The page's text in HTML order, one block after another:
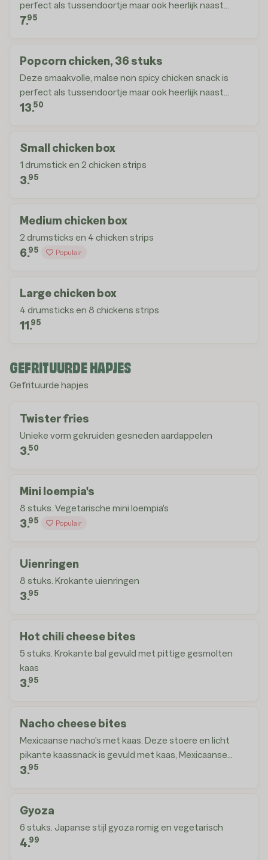
perfect als tussendoortje maar ook heerlijk naast
een wokbox
7.95
Popcorn chicken, 36 stuks
Deze smaakvolle, malse non spicy chicken snack is
perfect als tussendoortje maar ook heerlijk naast
een wokbox
13.50
Small chicken box
1 drumstick en 2 chicken strips
3.95
Medium chicken box
2 drumsticks en 4 chicken strips
6.95 Populair
Large chicken box
4 drumsticks en 8 chickens strips
11.95
GEFRITUURDE HAPJES
Gefrituurde hapjes
Twister fries
Unieke vorm gekruiden gesneden aardappelen
3.50
Mini loempia's
8 stuks. Vegetarische mini loempia's
3.95 Populair
Uienringen
8 stuks. Krokante uienringen
3.95
Hot chili cheese bites
5 stuks. Krokante bal gevuld met pittige gesmolten
kaas
3.95
Nacho cheese bites
Mexicaanse nacho's met kaas. Deze stoere en licht
pikante kaassnack is gevuld met kaas, Mexicaanse
kruiden en heeft een crispy bite van tortilla chips en
3.95
Gyoza
6 stuks. Japanse stijl gyoza romig en vegetarisch
4.99